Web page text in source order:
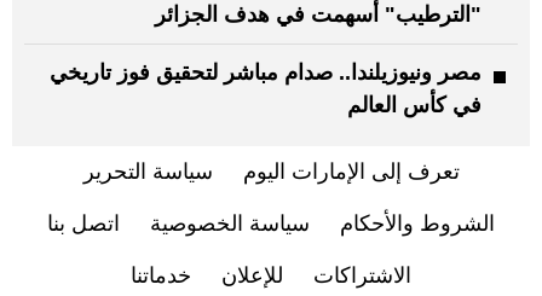
"الترطيب" أسهمت في هدف الجزائر
مصر ونيوزيلندا.. صدام مباشر لتحقيق فوز تاريخي
في كأس العالم
تعرف إلى الإمارات اليوم سياسة التحرير
الشروط والأحكام سياسة الخصوصية اتصل بنا
الاشتراكات للإعلان خدماتنا